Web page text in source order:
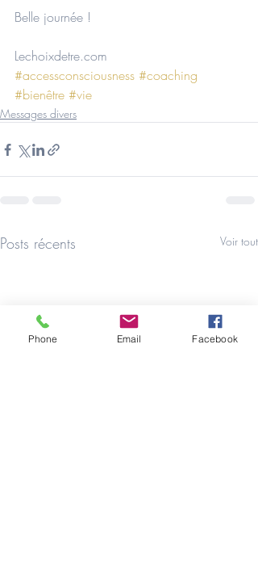
Belle journée !
Lechoixdetre.com
#accessconsciousness #coaching
#bienêtre #vie
Messages divers
Posts récents Voir tout
Phone Email Facebook